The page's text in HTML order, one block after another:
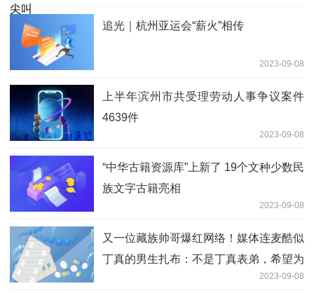
追光｜杭州亚运会“薪火”相传
2023-09-08
上半年滨州市共受理劳动人事争议案件
4639件
2023-09-08
“中华古籍资源库”上新了 19个文种少数民
族文字古籍亮相
2023-09-08
又一位藏族帅哥爆红网络！媒体连麦酷似
丁真的男生扎布：不是丁真表弟，希望为
2023-09-08